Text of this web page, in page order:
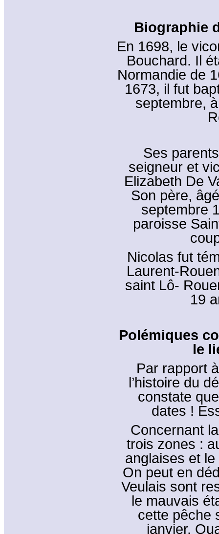
Biographie
En 1698, le
Bouchard. Il
Normandie de
1673, il fut
septembre,
Ses
seigneur et
Elizabeth De
Son père,
septembre
paroisse
Nicolas fut
Laurent-
saint Lô-
19
Polémiques
le
Par rapport
l’histoire du
constate
dates !
Concernant
trois zones :
anglaises et
On peut en
Veulais sont
le mauvais
cette pêche
janvier.